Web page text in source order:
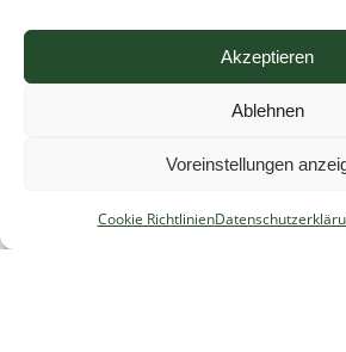
Akzeptieren
Ablehnen
Voreinstellungen
Cookie Richtlinien